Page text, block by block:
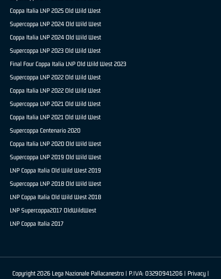
Coppa Italia LNP 2025 Old Wild West
Supercoppa LNP 2024 Old Wild West
Coppa Italia LNP 2024 Old Wild West
Supercoppa LNP 2023 Old Wild West
Final Four Coppa Italia LNP Old Wild West 2023
Supercoppa LNP 2022 Old Wild West
Coppa Italia LNP 2022 Old Wild West
Supercoppa LNP 2021 Old Wild West
Coppa Italia LNP 2021 Old Wild West
Supercoppa Centenario 2020
Coppa Italia LNP 2020 Old Wild West
Supercoppa LNP 2019 Old Wild West
LNP Coppa Italia Old Wild West 2019
Supercoppa LNP 2018 Old Wild West
LNP Coppa Italia Old Wild West 2018
LNP Supercoppa2017 OldWildWest
LNP Coppa Italia 2017
Copyright 2026 Lega Nazionale Pallacanestro | P.IVA: 03290941206 | Privacy|